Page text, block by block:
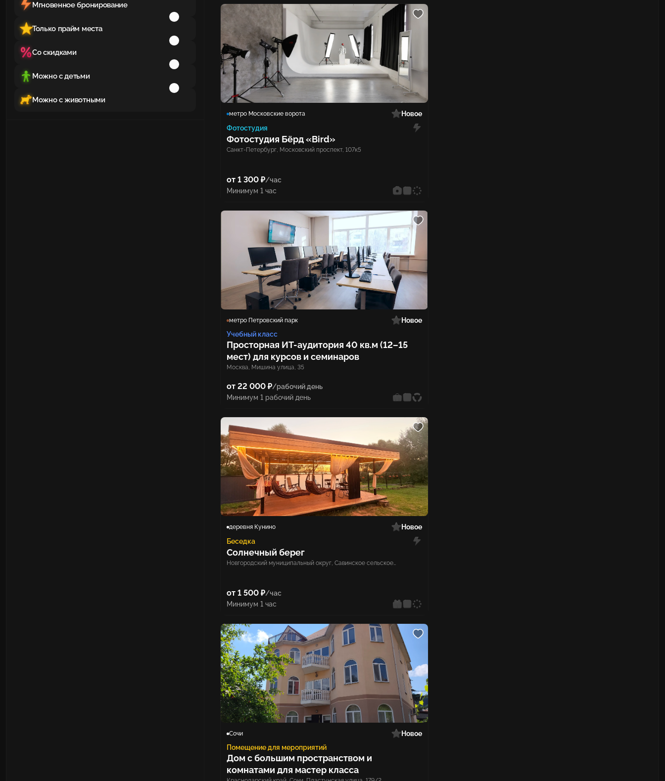
Мгновенное бронирование
Только прайм места
Со скидками
Можно с детьми
Можно с животными
метро Московские ворота
Новое
Фотостудия
Фотостудия Бёрд «Bird»
Санкт-Петербург, Московский проспект, 107к5
от 1 300 ₽/час
Минимум 1 час
метро Петровский парк
Новое
Учебный класс
Просторная ИТ-аудитория 40 кв.м (12–15
мест) для курсов и семинаров
Москва, Мишина улица, 35
от 22 000 ₽/рабочий день
Минимум 1 рабочий день
деревня Кунино
Новое
Беседка
Солнечный берег
Новгородский муниципальный округ, Савинское сельское
от 1 500 ₽/час
Минимум 1 час
Сочи
Новое
Помещение для мероприятий
Дом с большим пространством и
комнатами для мастер класса